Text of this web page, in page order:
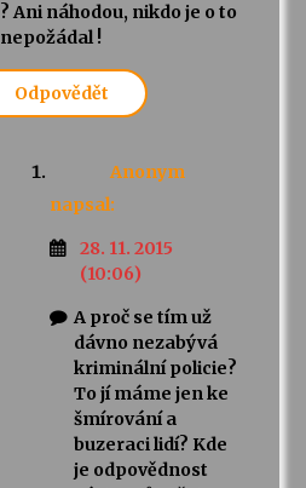
? Ani náhodou, nikdo je o to
nepožádal !
Odpovědět
Anonym
napsal:
28. 11. 2015
(10:06)
A proč se tím už
dávno nezabývá
kriminální policie?
To jí máme jen ke
šmírování a
buzeraci lidí? Kde
je odpovědnost